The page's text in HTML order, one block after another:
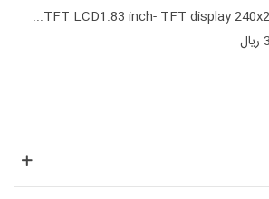
TFT LCD1.83 inch- TFT display